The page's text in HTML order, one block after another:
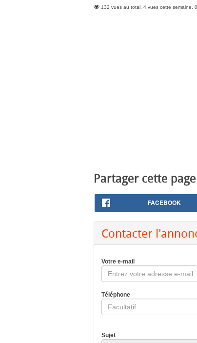
132 vues au total, 4 vues cette semaine,
Partager cette page
FACEBOOK
Contacter
Votre e-mail
Téléphone
Sujet